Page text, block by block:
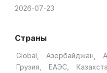
2026-07-23
Страны
Global Азербайджан
Грузия
ЕАЭС